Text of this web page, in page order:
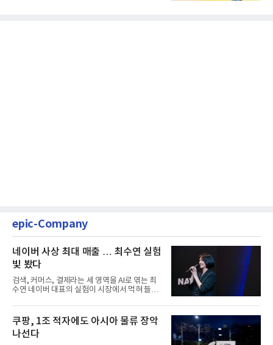
epic-Company
네이버 사상 최대 매출 … 최수연 실험
빛 봤다
검색, 커머스, 결제라는 세 영역을 AI로 엮는 최
수연 네이버 대표의 실험이 시장에서 먹혀 들어
쿠팡, 1조 적자에도 아시아 물류 장악
나선다